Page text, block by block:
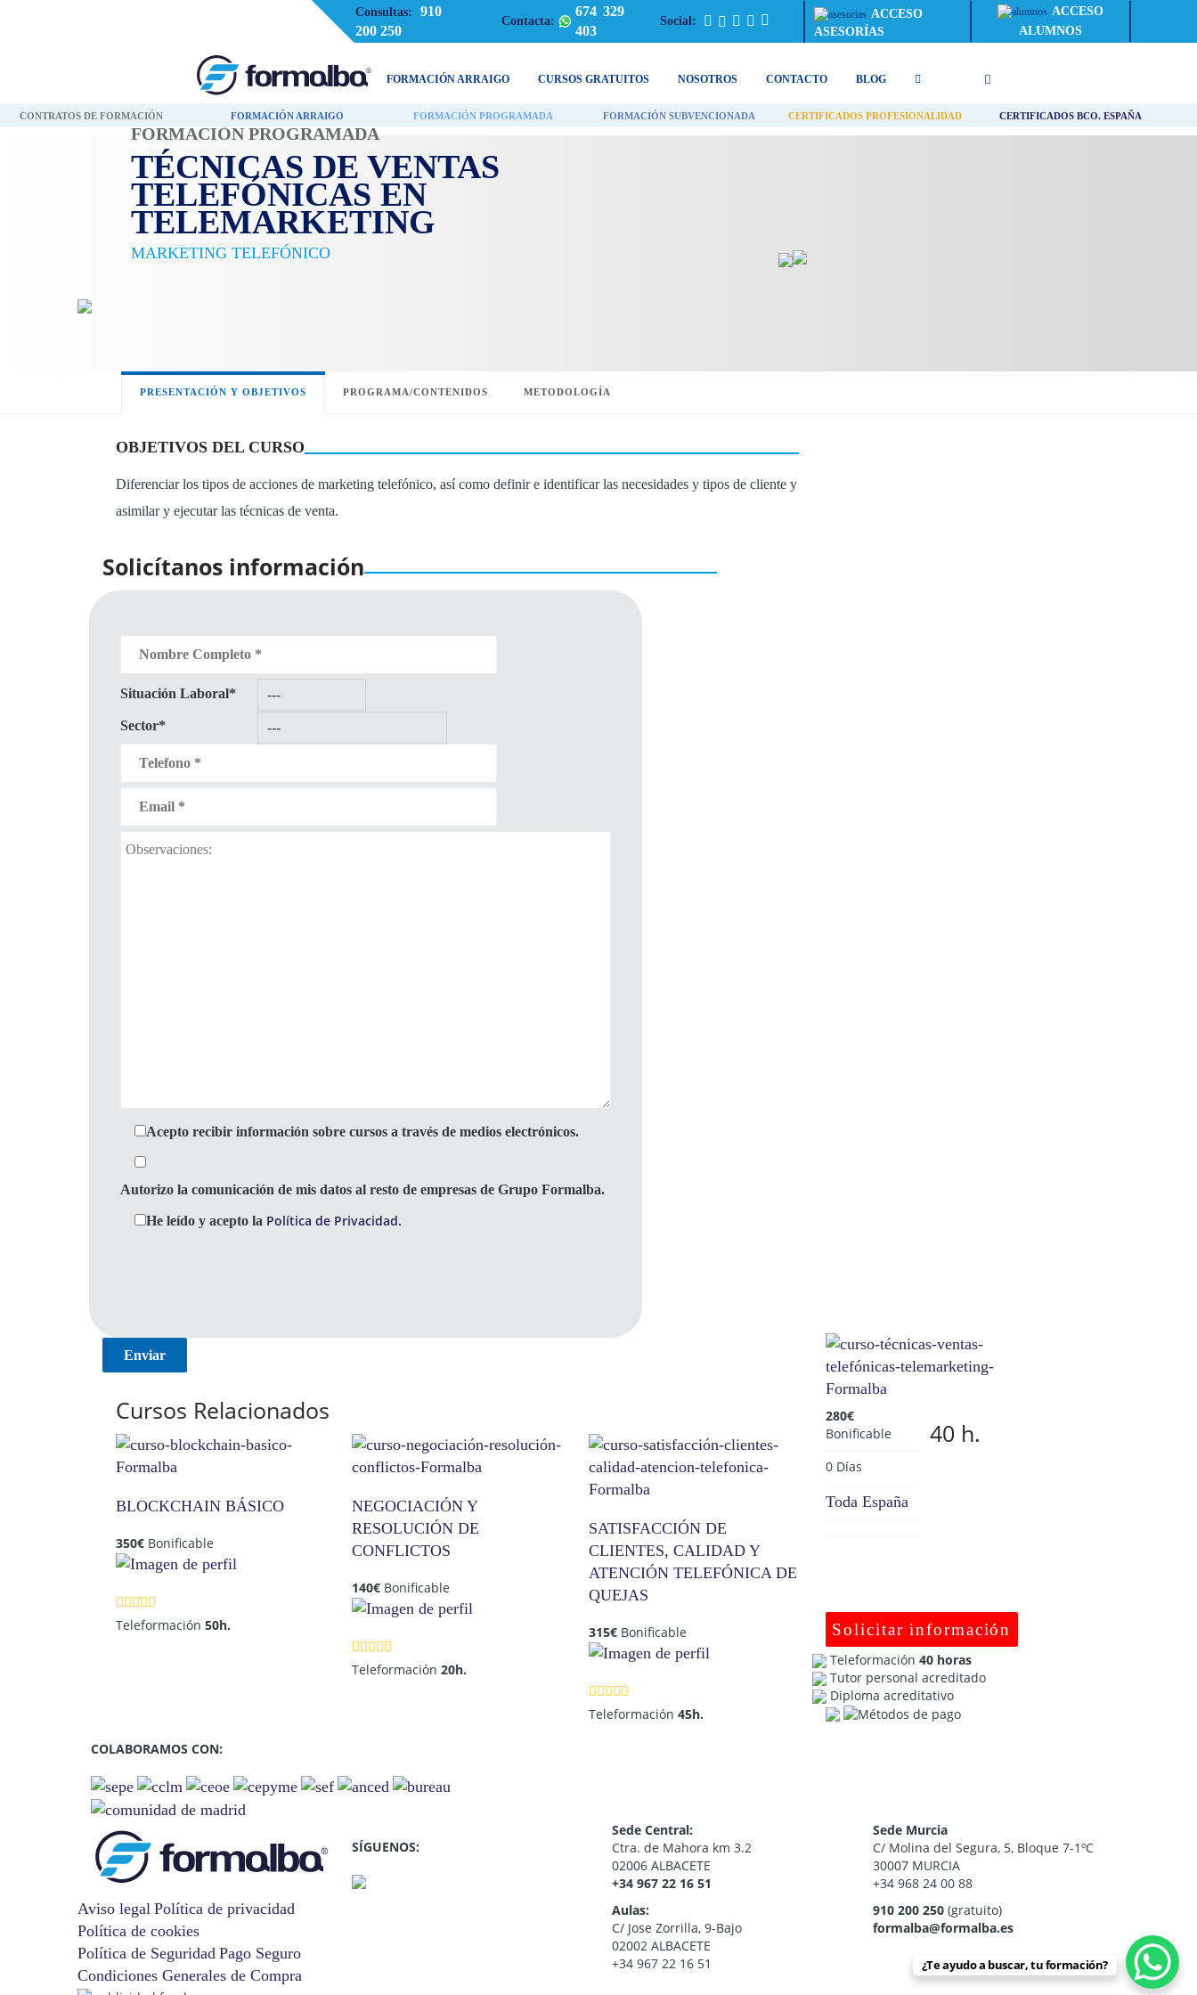
Consultas:
910
200 250
Contacta:
674 329
403
Social:
ACCESO
ASESORÍAS
ACCESO
ALUMNOS
FORMACIÓN ARRAIGO CURSOS GRATUITOS NOSOTROS CONTACTO BLOG
CONTRATOS DE FORMACIÓN FORMACIÓN ARRAIGO FORMACIÓN PROGRAMADA FORMACIÓN SUBVENCIONADA CERTIFICADOS PROFESIONALIDAD CERTIFICADOS BCO. ESPAÑA
FORMACIÓN PROGRAMADA
TÉCNICAS DE VENTAS
TELEFÓNICAS EN
TELEMARKETING
MARKETING TELEFÓNICO
PRESENTACIÓN Y OBJETIVOS PROGRAMA/CONTENIDOS METODOLOGÍA
OBJETIVOS DEL CURSO
Diferenciar los tipos de acciones de marketing telefónico, así como definir e identificar las necesidades y tipos de cliente y
asimilar y ejecutar las técnicas de venta.
Solicítanos información
Situación Laboral*
Sector*
Acepto recibir información sobre cursos a través de medios electrónicos.
Autorizo la comunicación de mis datos al resto de empresas de Grupo Formalba.
He leído y acepto la Política de Privacidad.
Cursos Relacionados
BLOCKCHAIN BÁSICO
350€ Bonificable
Teleformación 50h.
NEGOCIACIÓN Y
RESOLUCIÓN DE
CONFLICTOS
140€ Bonificable
Teleformación20h.
SATISFACCIÓN DE
CLIENTES, CALIDAD Y
ATENCIÓN TELEFÓNICA DE
QUEJAS
315€ Bonificable
Teleformación 45h.
280€
Bonificable
0 Días
Toda España
40 h.
Solicitar información
Teleformación 40 horas
Tutor personal acreditado
Diploma acreditativo
COLABORAMOS CON:
Aviso legal Política de privacidad
Política de cookies
Política de Seguridad Pago Seguro
Condiciones Generales de Compra
SÍGUENOS:
Sede Central:
Ctra. de Mahora km 3.2
02006 ALBACETE
+34 967 22 16 51
Aulas:
C/ Jose Zorrilla, 9-Bajo
02002 ALBACETE
+34 967 22 16 51
Sede Murcia
C/ Molina del Segura, 5, Bloque 7-1ºC
30007 MURCIA
+34 968 24 00 88
910 200 250(gratuito)
formalba@formalba.es
¿Te ayudo a buscar, tu formación?